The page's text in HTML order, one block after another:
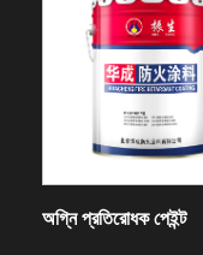
অগ্নি প্রতিরোধক পেইন্ট